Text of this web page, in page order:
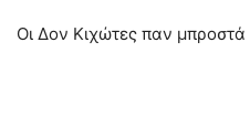
Οι Δον Κιχώτες παν μπροστά